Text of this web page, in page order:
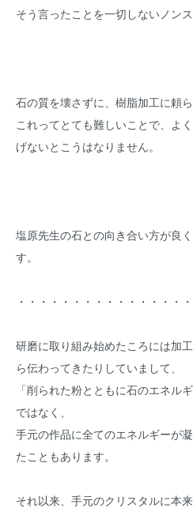
そう言ったことを一切しないノンス
石の質を壊さずに、樹脂加工に頼ら
これってとても難しいことで、よ
げないとこうはなりません。
塩原先生の石との向き合い方が良
す。
・・・・・・・・・・・・・・・
研磨に取り組み始めたころには加
ら伝わってきたりしていまして、
「削られた粉とともに石のエネル
ではなく、
手元の作品に全てのエネルギーが
たこともあります。
それ以来、手元のクリスタルに本